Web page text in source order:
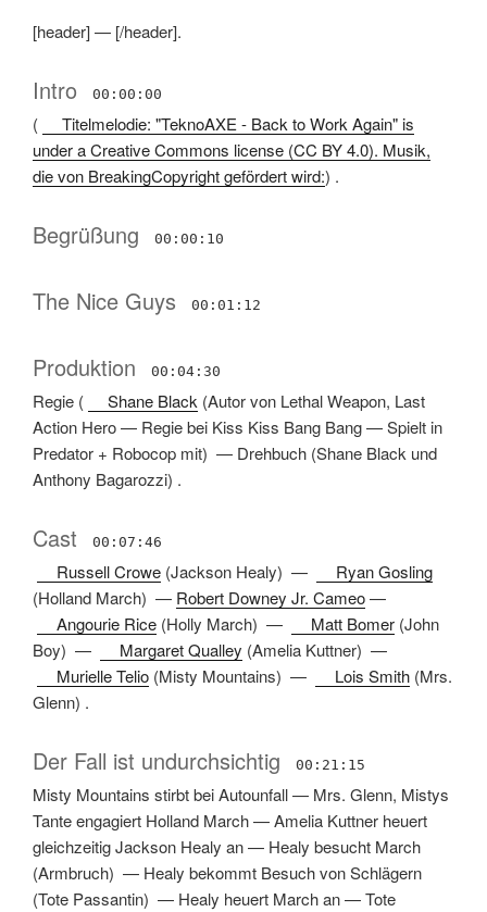
[header]— [/header].
Intro 00:00:00
(
Titelmelodie: "TeknoAXE - Back to Work Again" is
under a Creative Commons license (CC BY 4.0). Musik,
die von BreakingCopyright gefördert wird:) .
Begrüßung 00:00:10
The Nice Guys 00:01:12
Produktion 00:04:30
Regie ( Shane Black (Autor von Lethal Weapon, Last
Action Hero— Regie bei Kiss Kiss Bang Bang—Spielt in
Predator + Robocop mit) — Drehbuch (Shane Black und
Anthony Bagarozzi) .
Cast 00:07:46
Russell Crowe (Jackson Healy) —
Ryan Gosling
(Holland March) — Robert Downey Jr. Cameo—
Angourie Rice (Holly March) — Matt Bomer (John
Boy) — Margaret Qualley (Amelia Kuttner) —
Murielle Telio (Misty Mountains) — Lois Smith (Mrs.
Glenn) .
Der Fall ist undurchsichtig 00:21:15
Misty Mountains stirbt bei Autounfall— Mrs. Glenn, Mistys
Tante engagiert Holland March—Amelia Kuttner heuert
gleichzeitig Jackson Healy an— Healy besucht March
(Armbruch) — Healy bekommt Besuch von Schlägern
(Tote Passantin) — Healy heuert March an—Tote